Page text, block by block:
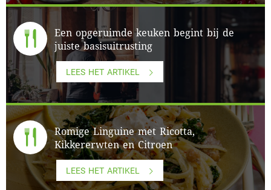
Een opgeruimde keuken begint bij de
juiste basisuitrusting
LEES HET ARTIKEL
Romige Linguine met Ricotta,
Kikkererwten en Citroen
LEES HET ARTIKEL